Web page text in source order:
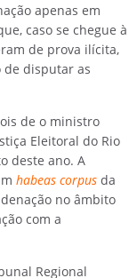
apenas em
caso se chegue à
de prova ilícita,
disputar as
de o ministro
Eleitoral do Rio
deste ano. A
habeas corpus da
no âmbito
com a
Regional